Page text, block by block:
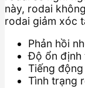
này, rodai
rodai giảm xóc
Phản hồi
Độ ổn định
Tiếng
Tình trạng